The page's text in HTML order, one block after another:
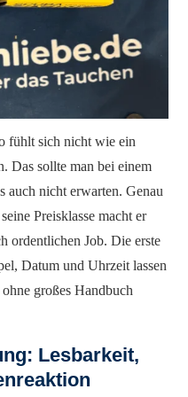
fühlt sich nicht wie ein
Das sollte man bei einem
auch nicht erwarten. Genau
Preisklasse macht er
ordentlichen Job. Die erste
Datum und Uhrzeit lassen
großes Handbuch
Lesbarkeit,